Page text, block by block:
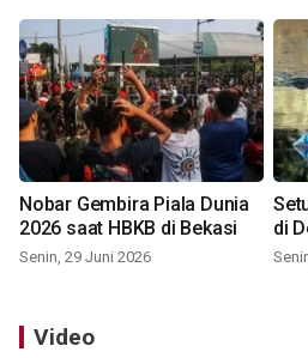
Nobar Gembira Piala Dunia
2026 saat HBKB di Bekasi
Senin, 29 Juni 2026
di
Video